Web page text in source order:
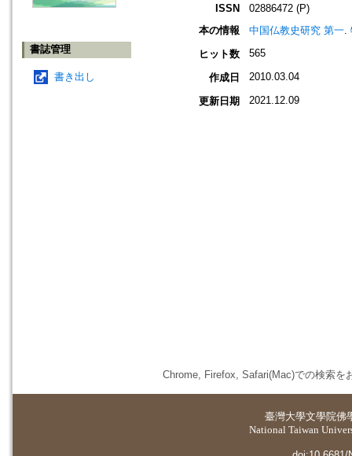
書誌管理
書き出し
ISSN
02886472 (P)
本の情報
中国仏教史研究 第一.
ヒット数
565
作成日 2010.03.04
更新日期 2021.12.09
Chrome, Firefox, Safari(Mac)での検索を
臺灣大學文學院佛
National Taiwan